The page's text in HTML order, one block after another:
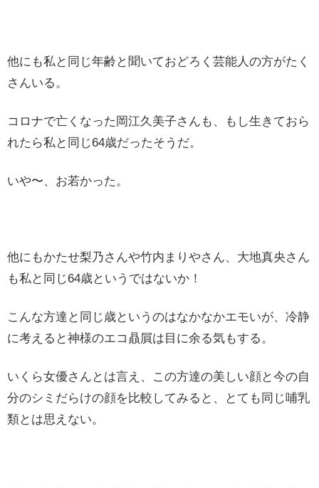
他にも私と同じ年齢と聞いておどろく芸能人の方がたく
さんいる。
コロナで亡くなった岡江久美子さんも、もし生きておら
れたら私と同じ64歳だったそうだ。
いや〜、お若かった。
他にもかたせ梨乃さんや竹内まりやさん、大地真央さん
も私と同じ64歳というではないか！
こんな方達と同じ歳というのはなかなかエモいが、冷静
に考えると神様のエコ贔屓は目に余る気もする。
いくら女優さんとは言え、この方達の美しい顔と今の自
分のシミだらけの顔を比較してみると、とても同じ哺乳
類とは思えない。